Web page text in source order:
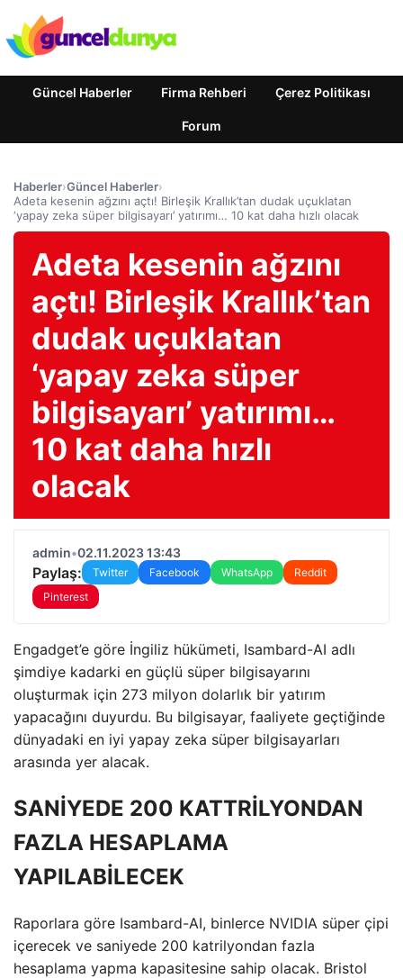
Güncel Haberler Firma Rehberi Çerez Politikası
Forum
Haberler›Güncel Haberler›
Adeta kesenin ağzını açtı! Birleşik Krallık’tan dudak uçuklatan
‘yapay zeka süper bilgisayarı’ yatırımı… 10 kat daha hızlı olacak
Adeta kesenin ağzını
açtı! Birleşik Krallık’tan
dudak uçuklatan
‘yapay zeka süper
bilgisayarı’ yatırımı…
10 kat daha hızlı
olacak
admin•02.11.2023 13:43
Paylaş: Twitter Facebook WhatsApp
Reddit
Pinterest
Engadget’e göre İngiliz hükümeti, Isambard-AI adlı
şimdiye kadarki en güçlü süper bilgisayarını
oluşturmak için 273 milyon dolarlık bir yatırım
yapacağını duyurdu. Bu bilgisayar, faaliyete geçtiğinde
dünyadaki en iyi yapay zeka süper bilgisayarları
arasında yer alacak.
SANİYEDE 200 KATTRİLYONDAN
FAZLA HESAPLAMA
YAPILABİLECEK
Raporlara göre Isambard-AI, binlerce NVIDIA süper çipi
içerecek ve saniyede 200 katrilyondan fazla
hesaplama yapma kapasitesine sahip olacak. Bristol